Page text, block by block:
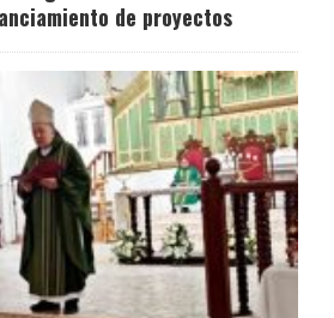
de proyectos